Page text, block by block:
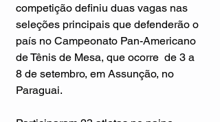
competição definiu duas vagas nas
seleções principais que defenderão o
país no Campeonato Pan-Americano
de Tênis de Mesa, que ocorre  de 3 a
8 de setembro, em Assunção, no
Paraguai.